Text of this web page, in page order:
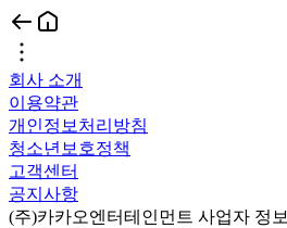
회사 소개
이용약관
개인정보처리방침
청소년보호정책
고객센터
공지사항
(주)카카오엔터테인먼트 사업자 정보